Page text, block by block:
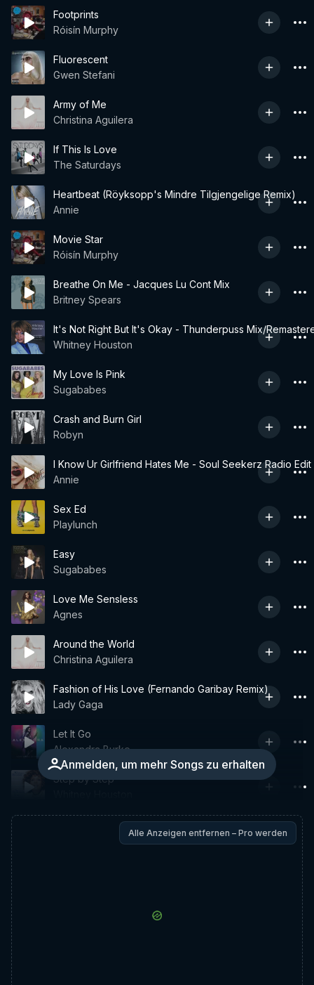
Footprints
Róisín Murphy
Fluorescent
Gwen Stefani
Army of Me
Christina Aguilera
If This Is Love
The Saturdays
Heartbeat (Röyksopp's Mindre Tilgjengelige Remix)
Annie
Movie Star
Róisín Murphy
Breathe On Me - Jacques Lu Cont Mix
Britney Spears
It's Not Right But It's Okay - Thunderpuss Mix/
Whitney Houston
My Love Is Pink
Sugababes
Crash and Burn Girl
Robyn
I Know Ur Girlfriend Hates Me - Soul Seekerz Radio Edit
Annie
Sex Ed
Playlunch
Easy
Sugababes
Love Me Sensless
Agnes
Around the World
Christina Aguilera
Fashion of His Love (Fernando Garibay Remix)
Lady Gaga
Anmelden, um mehr Songs zu erhalten
Let It Go
Alexandra Burke
Step by Step
Alle Anzeigen entfernen – Pro werden